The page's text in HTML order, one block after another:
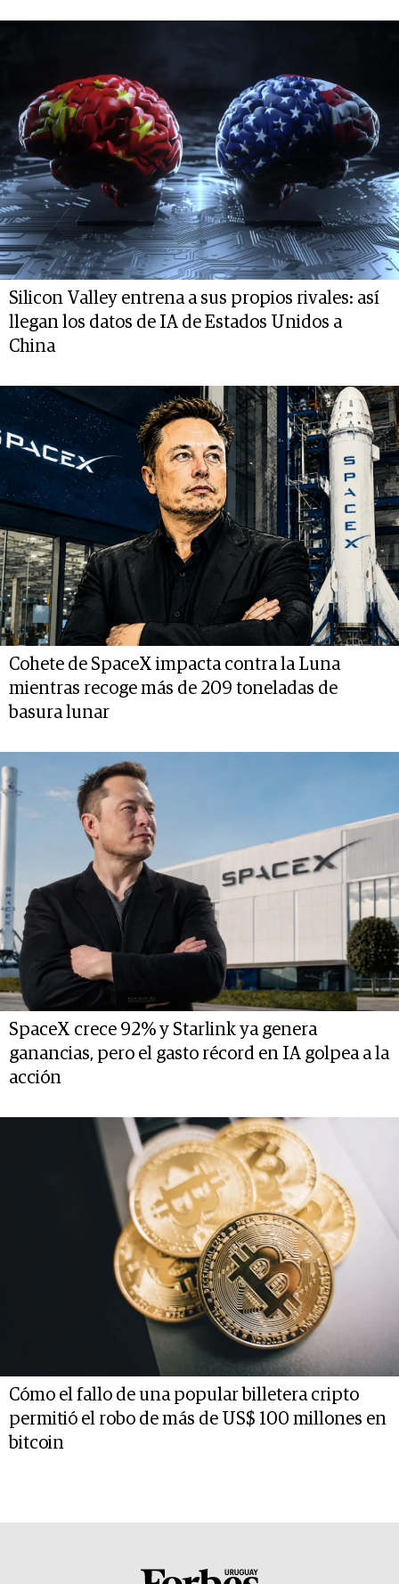
Silicon Valley entrena a sus propios rivales: así
llegan los datos de IA de Estados Unidos a
China
Cohete de SpaceX impacta contra la Luna
mientras recoge más de 209 toneladas de
basura lunar
SpaceX crece 92% y Starlink ya genera
ganancias, pero el gasto récord en IA golpea a la
acción
Cómo el fallo de una popular billetera cripto
permitió el robo de más de US$ 100 millones en
bitcoin